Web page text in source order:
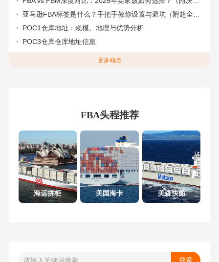
亚马逊FBA标签是什么？手把手教你设置与避坑（附超全指南）
POC1仓库地址：规模、地理与优势分析
POC3仓库仓库地址信息
更多动态
FBA头程推荐
海运拼柜 美国海卡 美森快船